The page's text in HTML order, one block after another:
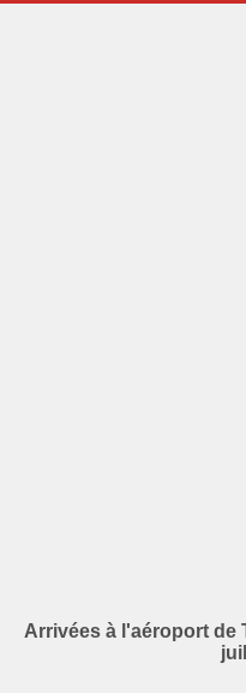
Arrivées à l'aéroport de